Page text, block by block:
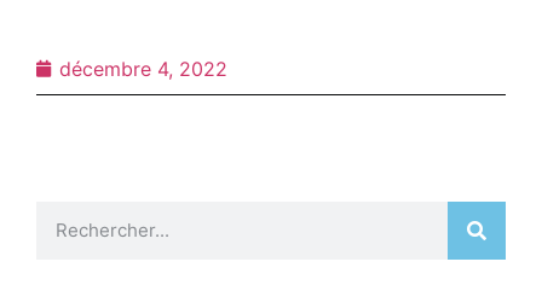
décembre 4, 2022